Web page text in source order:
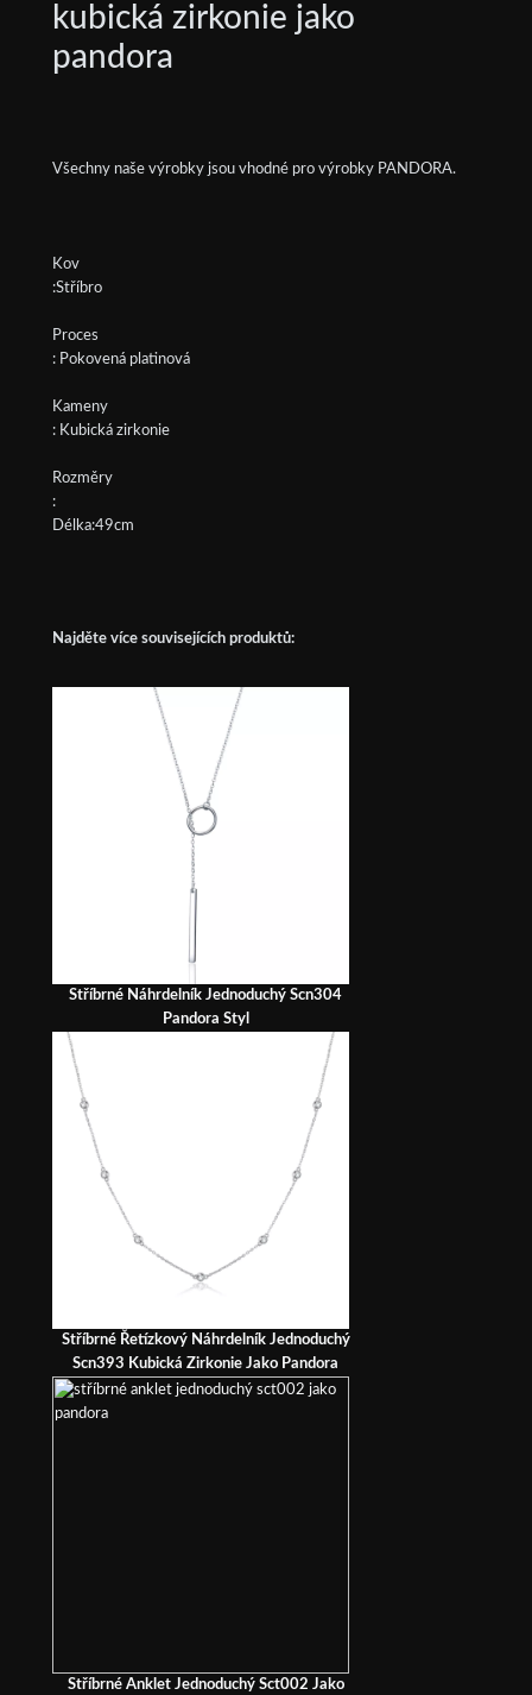
kubická zirkonie jako
pandora
Všechny naše výrobky jsou vhodné pro výrobky PANDORA.
Kov
:Stříbro
Proces
: Pokovená platinová
Kameny
: Kubická zirkonie
Rozměry
:
Délka:49cm
Najděte více souvisejících produktů:
Stříbrné Náhrdelník Jednoduchý Scn304
Pandora Styl
Stříbrné Řetízkový Náhrdelník Jednoduchý
Scn393 Kubická Zirkonie Jako Pandora
Stříbrné Anklet Jednoduchý Sct002 Jako